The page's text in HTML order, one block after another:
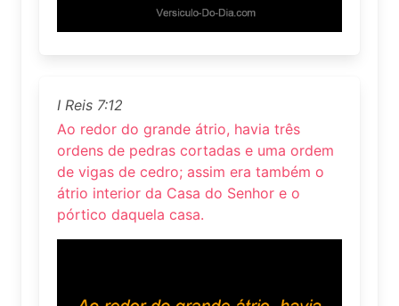
I Reis 7:12
Ao redor do grande átrio, havia três
ordens de pedras cortadas e uma ordem
de vigas de cedro; assim era também o
átrio interior da Casa do Senhor e o
pórtico daquela casa.